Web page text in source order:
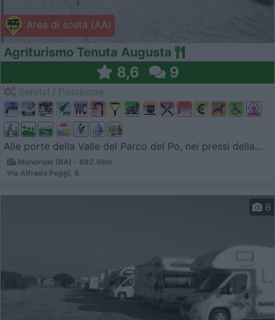
Area di sosta (AA)
Agriturismo Tenuta Augusta
8,6 9
Alle porte della Valle del Parco del Po, nei pressi della...
Mandriole (RA) - 892.6km
Via Alfredo Poggi, 8
8